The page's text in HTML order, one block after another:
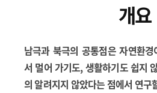
개요
남극과 북극의 공통점은 자연환
서 멀어 가기도, 생활하기도 쉽지
의 알려지지 않았다는 점에서 연구